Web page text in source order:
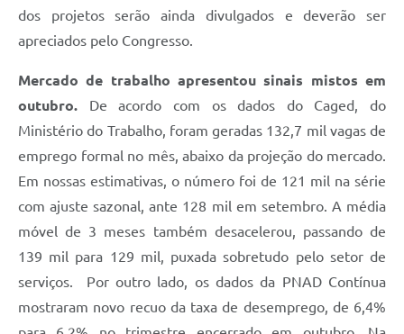
dos projetos serão ainda divulgados e deverão ser
apreciados pelo Congresso.
Mercado de trabalho apresentou sinais mistos em
outubro. De acordo com os dados do Caged, do
Ministério do Trabalho, foram geradas 132,7 mil vagas de
emprego formal no mês, abaixo da projeção do mercado.
Em nossas estimativas, o número foi de 121 mil na série
com ajuste sazonal, ante 128 mil em setembro. A média
móvel de 3 meses também desacelerou, passando de
139 mil para 129 mil, puxada sobretudo pelo setor de
serviços. Por outro lado, os dados da PNAD Contínua
mostraram novo recuo da taxa de desemprego, de 6,4%